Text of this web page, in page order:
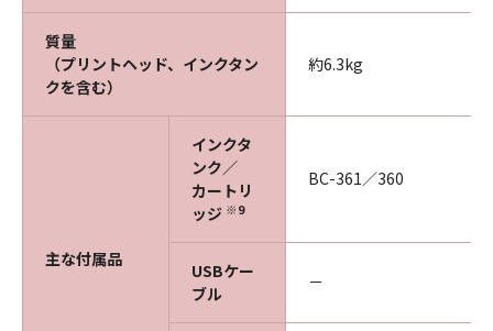
質量
（プリントヘッド、インクタン
クを含む）
約6.3kg
主な付属品
インクタ
ンク／
カートリ
ッジ ※9
BC-361／360
USBケー
ブル
－